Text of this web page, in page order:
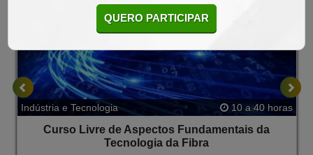
Indústria e Tecnologia 10 a 40 horas
Curso Livre de Aspectos Fundamentais da
Tecnologia da Fibra
QUERO PARTICIPAR